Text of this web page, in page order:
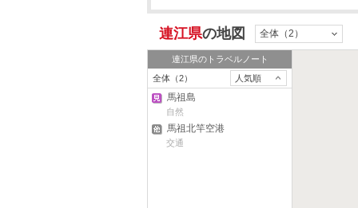
連江県の地図 全体（2）
連江県のトラベルノート
全体（2）
人気順
馬祖島
自然
馬祖北竿空港
交通